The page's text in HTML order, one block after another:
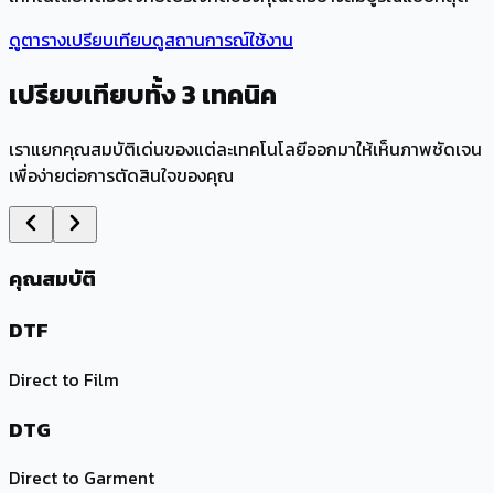
ดูตารางเปรียบเทียบดูสถานการณ์ใช้งาน
เปรียบเทียบทั้ง3 เทคนิค
เราแยกคุณสมบัติเด่นของแต่ละเทคโนโลยีออกมาให้เห็นภาพชัดเจน
เพื่อง่ายต่อการตัดสินใจของคุณ
คุณสมบัติ
DTF
Direct to Film
DTG
Direct to Garment